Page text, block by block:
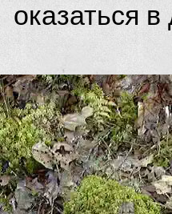
оказаться